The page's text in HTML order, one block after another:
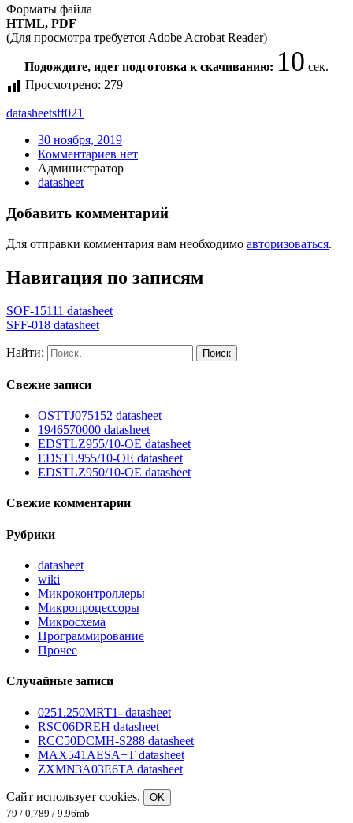
Форматы файла
HTML, PDF
(Для просмотра требуется Adobe Acrobat Reader)
Подождите, идет подготовка к скачиванию: 10 сек.
Просмотрено: 279
datasheetsff021
30 ноября, 2019
Комментариев нет
Администратор
datasheet
Добавить комментарий
Для отправки комментария вам необходимо авторизоваться.
Навигация по записям
SOF-15111 datasheet
SFF-018 datasheet
Найти:
Свежие записи
OSTTJ075152 datasheet
1946570000 datasheet
EDSTLZ955/10-OE datasheet
EDSTL955/10-OE datasheet
EDSTLZ950/10-OE datasheet
Свежие комментарии
Рубрики
datasheet
wiki
Микроконтроллеры
Микропроцессоры
Микросхема
Программирование
Прочее
Случайные записи
0251.250MRT1- datasheet
RSC06DREH datasheet
RCC50DCMH-S288 datasheet
MAX541AESA+T datasheet
ZXMN3A03E6TA datasheet
Сайт использует cookies.
OK
79 / 0,789 / 9.96mb